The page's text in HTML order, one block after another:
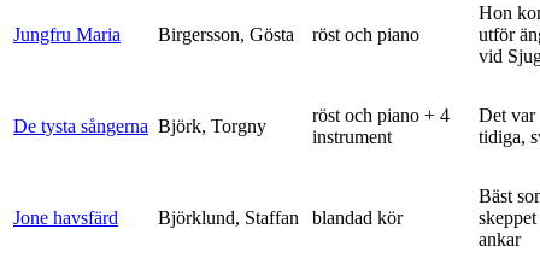
Jungfru Maria Birgersson, Gösta röst och piano
Hon
utför
vid
De tysta sångerna Björk, Torgny
röst och piano + 4
instrument
Det var
tidiga,
Jone havsfärd Björklund, Staffan blandad kör
Bäst
ankar